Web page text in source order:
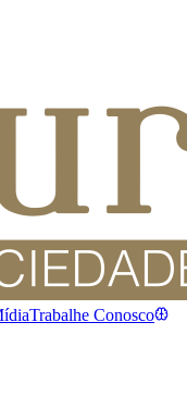
Trabalhe Conosco